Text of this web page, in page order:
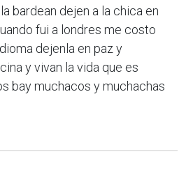
bardean dejen a la chica en
fui a londres me costo
dejenla en paz y
y vivan la vida que es
bay muchacos y muchachas